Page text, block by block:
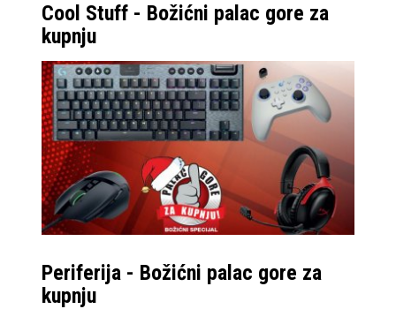
Cool Stuff - Božićni palac gore za
kupnju
Periferija - Božićni palac gore za
kupnju